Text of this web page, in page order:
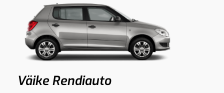
Väike Rendiauto